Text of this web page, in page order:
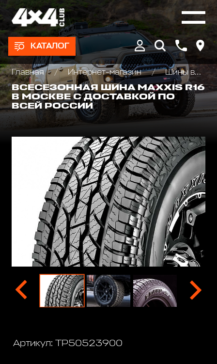
КАТАЛОГ
Главная Интернет-магазин
Шины всесезонные внедорожные
ВСЕСЕЗОННАЯ ШИНА MAXXIS R16
В МОСКВЕ С ДОСТАВКОЙ ПО
ВСЕЙ РОССИИ
Артикул: TP50523900